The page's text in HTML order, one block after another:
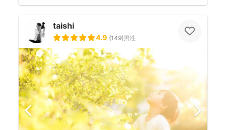
taishi
4.9 (149)男性